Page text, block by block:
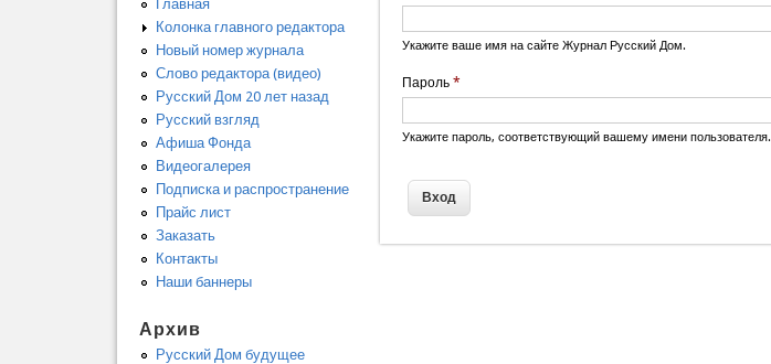
Укажите ваше имя на сайте Журнал Русский Дом.
Пароль*
Укажите пароль, соответствующий вашему имени пользователя.
Главная
Колонка главного редактора
Новый номер журнала
Слово редактора (видео)
Русский Дом 20 лет назад
Русский взгляд
Афиша Фонда
Видеогалерея
Подписка и распространение
Прайс лист
Заказать
Контакты
Наши баннеры
Архив
Русский Дом будущее